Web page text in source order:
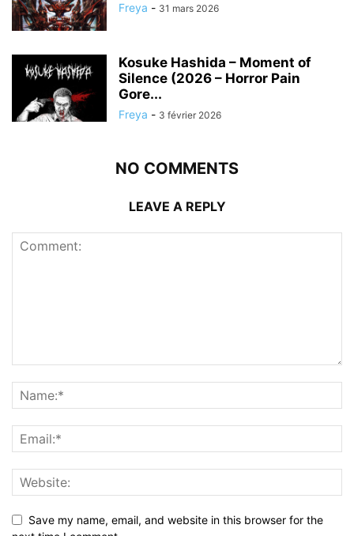
Freya - 31 mars 2026
Kosuke Hashida – Moment of
Silence (2026 – Horror Pain
Gore...
Freya - 3 février 2026
NO COMMENTS
LEAVE A REPLY
Save my name, email, and website in this browser for the